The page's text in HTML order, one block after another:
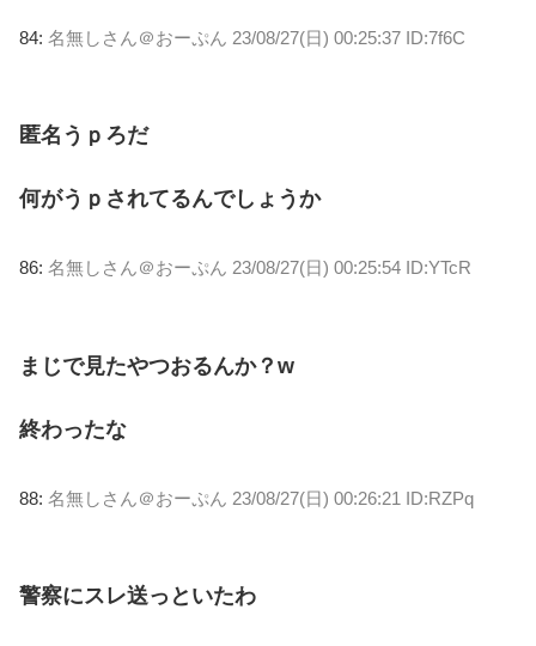
84: 名無しさん＠おーぷん 23/08/27(日) 00:25:37 ID:7f6C
匿名うｐろだ
何がうｐされてるんでしょうか
86: 名無しさん＠おーぷん 23/08/27(日) 00:25:54 ID:YTcR
まじで見たやつおるんか？w
終わったな
88: 名無しさん＠おーぷん 23/08/27(日) 00:26:21 ID:RZPq
警察にスレ送っといたわ